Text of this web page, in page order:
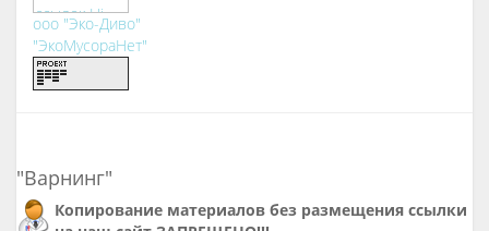
ооо "Эко-Диво"
"ЭкоМусораНет"
"Варнинг"
Копирование материалов без размещения ссылки